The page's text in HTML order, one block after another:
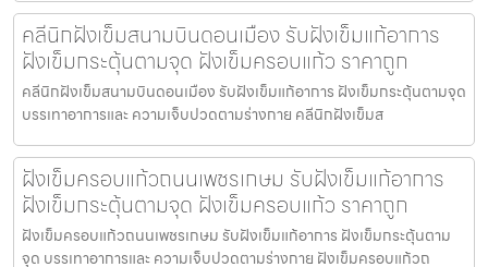
คลีนิกฝังเข็มสนามบินดอนเมือง รับฝังเข็มแก้อาการ
ฝังเข็มกระตุ้นตามจุด ฝังเข็มครอบแก้ว ราคาถูก
คลีนิกฝังเข็มสนามบินดอนเมือง รับฝังเข็มแก้อาการ ฝังเข็มกระตุ้นตามจุด
บรรเทาอาการและ ความเจ็บปวดตามร่างกาย คลีนิกฝังเข็มส
ฝังเข็มครอบแก้วถนนเพชรเกษม รับฝังเข็มแก้อาการ
ฝังเข็มกระตุ้นตามจุด ฝังเข็มครอบแก้ว ราคาถูก
ฝังเข็มครอบแก้วถนนเพชรเกษม รับฝังเข็มแก้อาการ ฝังเข็มกระตุ้นตาม
จุด บรรเทาอาการและ ความเจ็บปวดตามร่างกาย ฝังเข็มครอบแก้วถ